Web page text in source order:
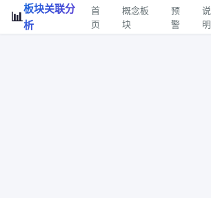
📊
板块关联分
析
首
页
概念板
块
预
警
说
明